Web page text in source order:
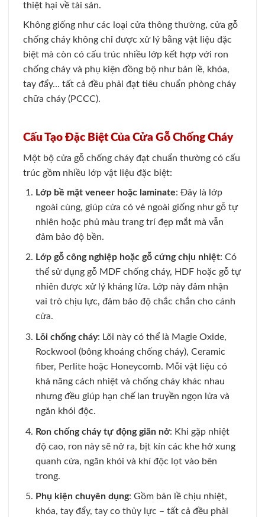
thiệt hại về tài sản.
Không giống như các loại cửa thông thường, cửa gỗ
chống cháy không chỉ được xử lý bằng vật liệu đặc
biệt mà còn có cấu trúc nhiều lớp kết hợp với ron
chống cháy và phụ kiện đồng bộ như bản lề, khóa,
tay đẩy… tất cả đều phải đạt tiêu chuẩn phòng cháy
chữa cháy (PCCC).
Cấu Tạo Đặc Biệt Của Cửa Gỗ Chống Cháy
Một bộ cửa gỗ chống cháy đạt chuẩn thường có cấu
trúc gồm nhiều lớp vật liệu đặc biệt:
Lớp bề mặt veneer hoặc laminate: Đây là lớp
ngoài cùng, giúp cửa có vẻ ngoài giống như gỗ tự
nhiên hoặc phủ màu trang trí đẹp mắt mà vẫn
đảm bảo độ bền.
Lớp gỗ công nghiệp hoặc gỗ cứng chịu nhiệt: Có
thể sử dụng gỗ MDF chống cháy, HDF hoặc gỗ tự
nhiên được xử lý kháng lửa. Lớp này đảm nhận
vai trò chịu lực, đảm bảo độ chắc chắn cho cánh
cửa.
Lõi chống cháy: Lõi này có thể là Magie Oxide,
Rockwool (bông khoáng chống cháy), Ceramic
fiber, Perlite hoặc Honeycomb. Mỗi vật liệu có
khả năng cách nhiệt và chống cháy khác nhau
nhưng đều giúp hạn chế lan truyền ngọn lửa và
ngăn khói độc.
Ron chống cháy tự động giãn nở: Khi gặp nhiệt
độ cao, ron này sẽ nở ra, bịt kín các khe hở xung
quanh cửa, ngăn khói và khí độc lọt vào bên
trong.
Phụ kiện chuyên dụng: Gồm bản lề chịu nhiệt,
khóa, tay đẩy, tay co thủy lực – tất cả đều phải